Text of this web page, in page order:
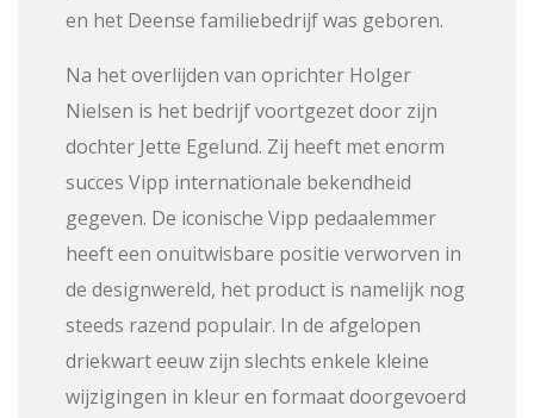
en het Deense familiebedrijf was geboren.
Na het overlijden van oprichter Holger
Nielsen is het bedrijf voortgezet door zijn
dochter Jette Egelund. Zij heeft met enorm
succes Vipp internationale bekendheid
gegeven. De iconische Vipp pedaalemmer
heeft een onuitwisbare positie verworven in
de designwereld, het product is namelijk nog
steeds razend populair. In de afgelopen
driekwart eeuw zijn slechts enkele kleine
wijzigingen in kleur en formaat doorgevoerd